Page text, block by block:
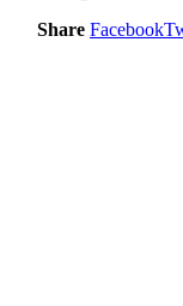
Share Facebook